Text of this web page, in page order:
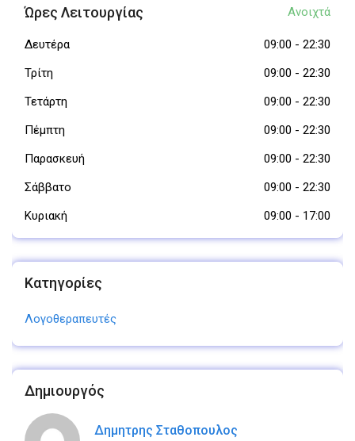
Ώρες Λειτουργίας Ανοιχτά
Δευτέρα 09:00 - 22:30
Τρίτη
09:00 - 22:30
Τετάρτη
09:00 - 22:30
Πέμπτη
09:00 - 22:30
Παρασκευή
09:00 - 22:30
Σάββατο
09:00 - 22:30
Κυριακή
09:00 - 17:00
Κατηγορίες
Λογοθεραπευτές
Δημιουργός
Δημητρης Σταθοπουλος